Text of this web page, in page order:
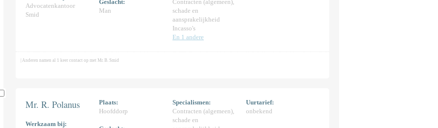
Advocatenkantoor
Smid
Geslacht:
Man
Contracten (algemeen),
schade en
aansprakelijkheid
Incasso's
En 1 andere
| Anderen namen al 1 keer contact op met Mr. B. Smid
Mr. R. Polanus
Werkzaam bij:
Plaats:
Hoofddorp
Specialismen:
Contracten (algemeen),
schade en
Uurtarief:
onbekend